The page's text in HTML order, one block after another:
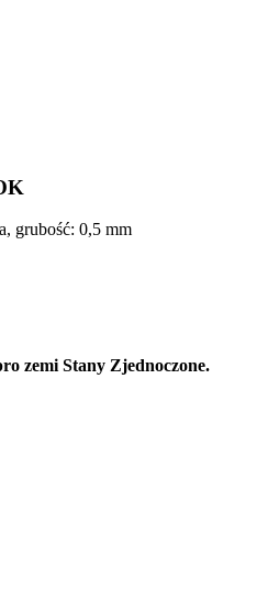
grubość: 0,5 mm
zemi Stany Zjednoczone.